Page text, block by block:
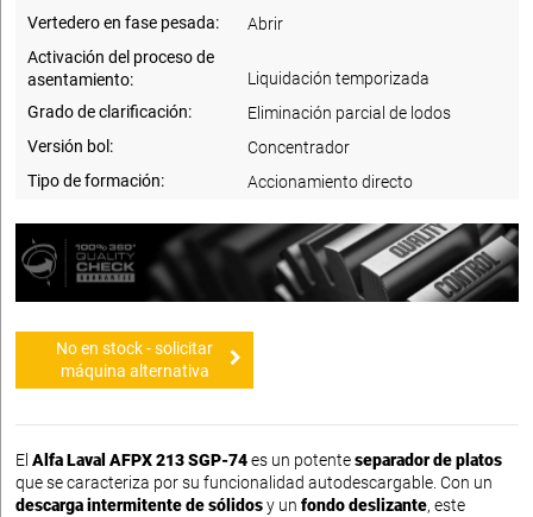
Vertedero en fase pesada:
Abrir
Activación del proceso de
asentamiento:
Liquidación temporizada
Grado de clarificación:
Eliminación parcial de lodos
Versión bol:
Concentrador
Tipo de formación:
Accionamiento directo
No en stock - solicitar
máquina alternativa
El Alfa Laval AFPX 213 SGP-74es un potenteseparador de platos
que se caracteriza por su funcionalidad autodescargable. Con un
descarga intermitente de sólidosy un fondo deslizante, este